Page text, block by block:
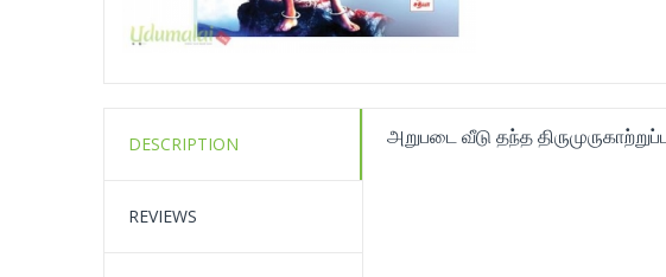
DESCRIPTION
REVIEWS
அறுபடை வீடு தந்த